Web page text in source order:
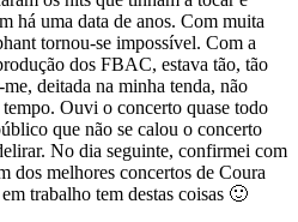
há uma data de anos. Com muita
tornou-se impossível. Com a
dos FBAC, estava tão, tão
deitada na minha tenda, não
Ouvi o concerto quase todo
que não se calou o concerto
No dia seguinte, confirmei com
dos melhores concertos de Coura
trabalho tem destas coisas 🙂